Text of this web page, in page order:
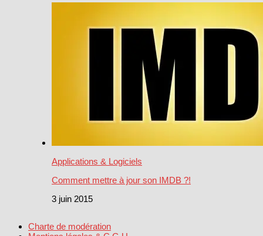
Applications & Logiciels
Comment mettre à jour son IMDB ?!
3 juin 2015
Charte de modération